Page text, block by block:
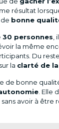
résultat
bonne
personnes
la même
Du
la clarté de
de bonne
. Elle
avoir à être